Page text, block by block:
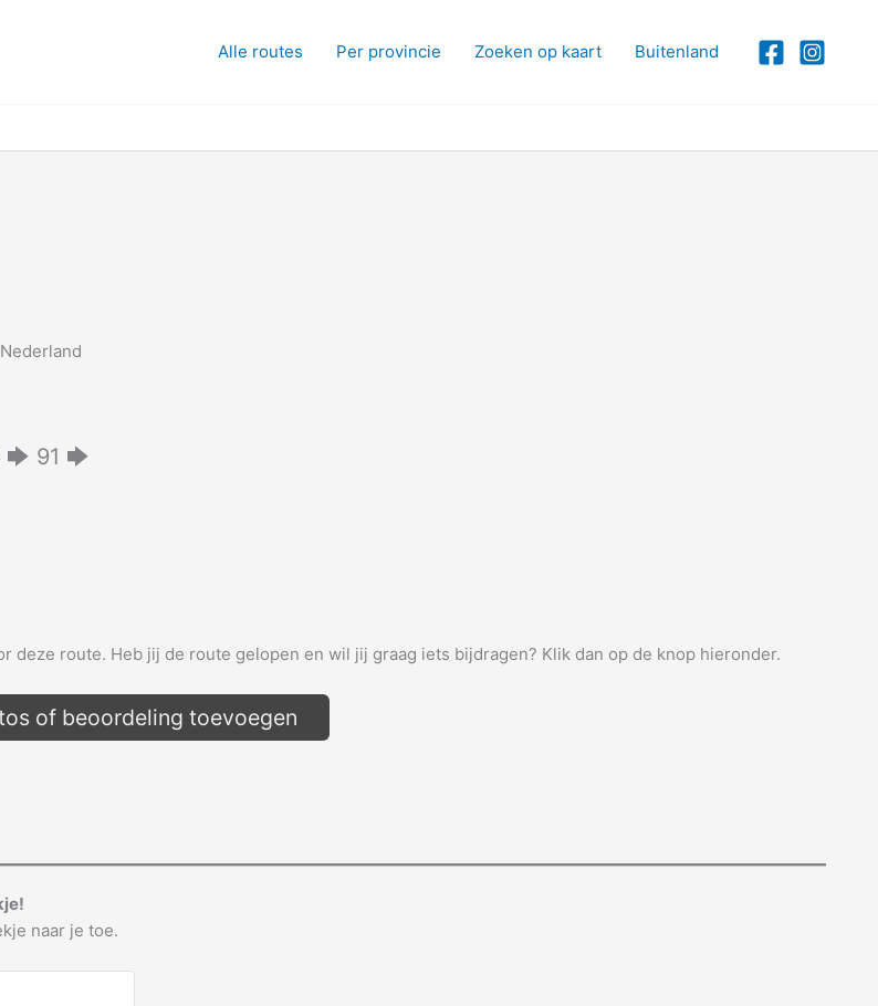
Alle routes Per provincie Zoeken op kaart Buitenland
🡆 91 🡆
deze route. Heb jij de route gelopen en wil jij graag iets bijdragen? Klik dan op de knop hieronder.
of beoordeling toevoegen
naar je toe.